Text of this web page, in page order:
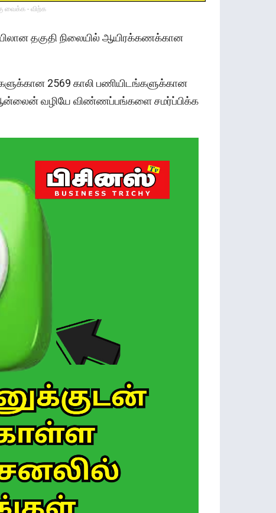
வைக்க - விற்க
தகுதி நிலையில் ஆயிரக்கணக்கான
2569 காலி பணியிடங்களுக்கான
ஆன்லைன் வழியே விண்ணப்பங்களை சமர்ப்பிக்க